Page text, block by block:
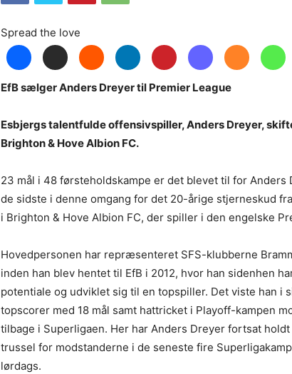
Spread the love
EfB sælger Anders Dreyer til Premier League
Esbjergs talentfulde offensivspiller, Anders Dreyer,
Brighton & Hove Albion FC.
23 mål i 48 førsteholdskampe er det blevet til for
de sidste i denne omgang for det 20-årige stjerneskud
i Brighton & Hove Albion FC, der spiller i den engelske
Hovedpersonen har repræsenteret SFS-klubberne
inden han blev hentet til EfB i 2012, hvor han sidenhen
potentiale og udviklet sig til en topspiller. Det viste han i
topscorer med 18 mål samt hattricket i Playoff-kampen
tilbage i Superligaen. Her har Anders Dreyer fortsat
trussel for modstanderne i de seneste fire
lørdags.